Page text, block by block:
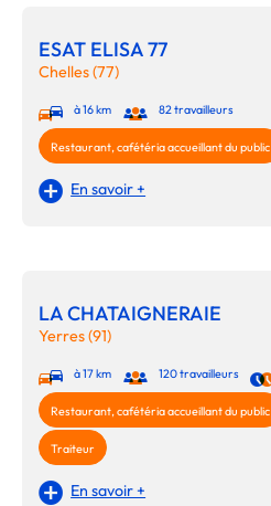
ESAT ELISA 77
Chelles (77)
à 16 km 82 travailleurs
Restaurant, cafétéria accueillant du public
En savoir +
LA CHATAIGNERAIE
Yerres (91)
à 17 km 120 travailleurs
Restaurant, cafétéria accueillant du public
Traiteur
En savoir +